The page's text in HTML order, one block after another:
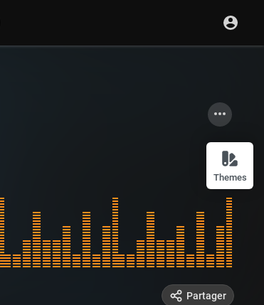
Themes
Partager